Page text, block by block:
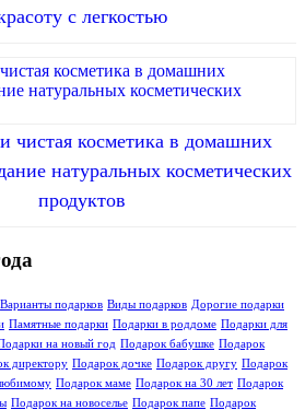
с легкостью
чистая косметика в домашних
натуральных косметических
продуктов
Варианты подарков Виды подарков Дорогие подарки
Памятные подарки Подарки в роддоме Подарки для
на новый год Подарок бабушке Подарок
директору Подарок дочке Подарок другу Подарок
Подарок маме Подарок на 30 лет Подарок
Подарок на новоселье Подарок папе Подарок